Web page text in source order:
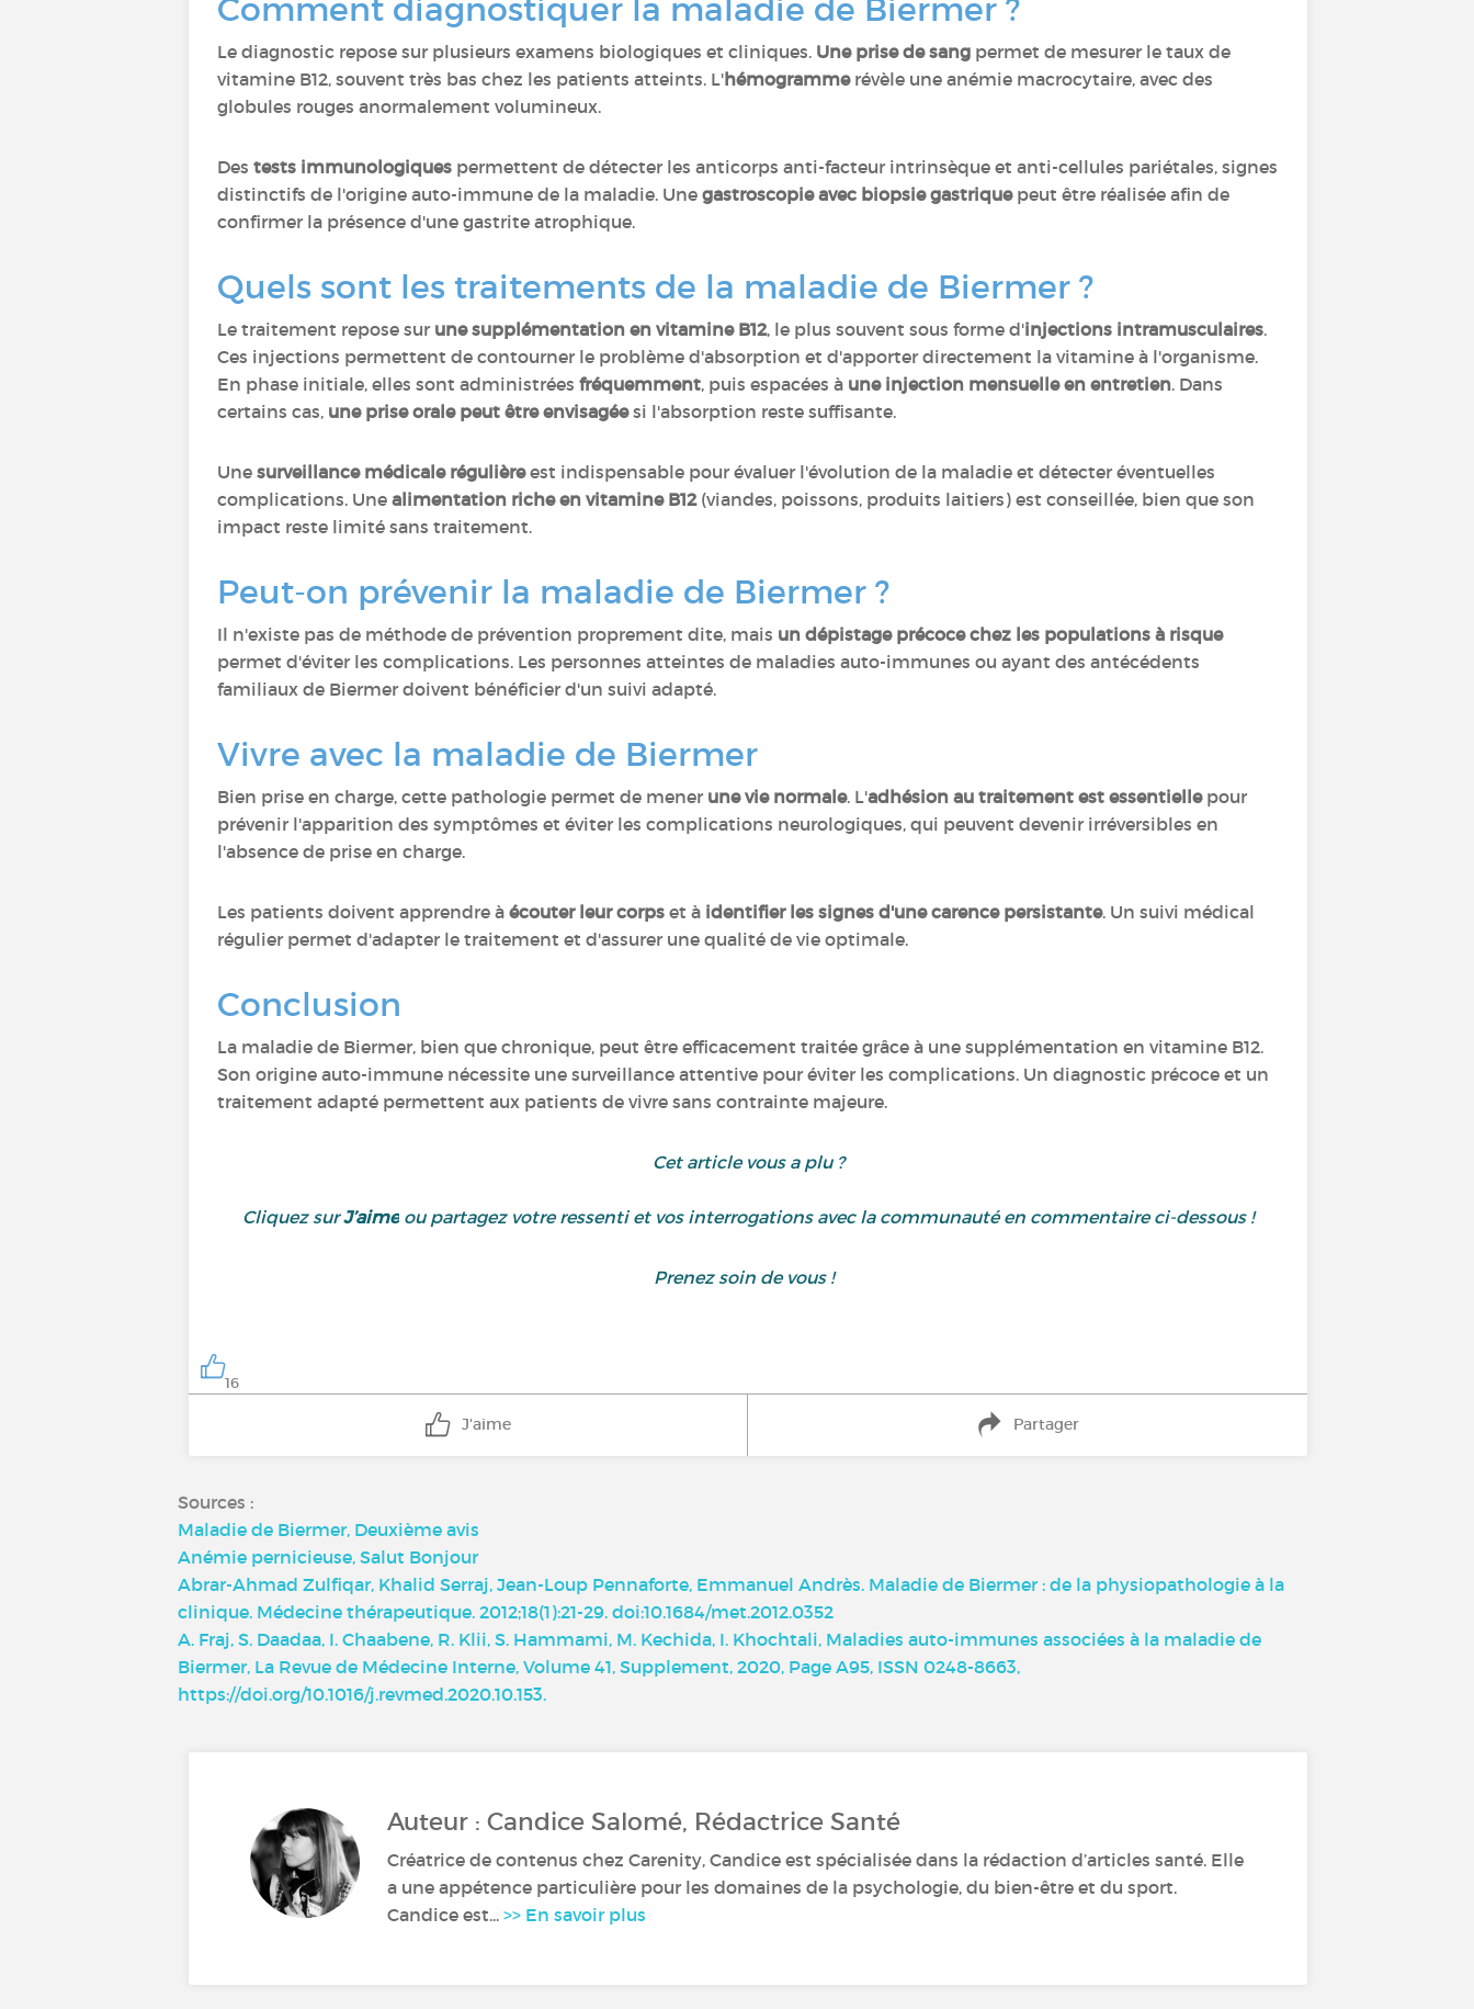
Comment diagnostiquer la maladie de Biermer ?
Le diagnostic repose sur plusieurs examens biologiques et cliniques. Une prise de sang permet de mesurer le taux de
vitamine B12, souvent très bas chez les patients atteints. L'hémogrammerévèle une anémie macrocytaire, avec des
globules rouges anormalement volumineux.
Des tests immunologiques permettent de détecter les anticorps anti-facteur intrinsèque et anti-cellules pariétales, signes
distinctifs de l'origine auto-immune de la maladie. Une gastroscopie avec biopsie gastriquepeut être réalisée afin de
confirmer la présence d'une gastrite atrophique.
Quels sont les traitements de la maladie de Biermer ?
Le traitement repose sur une supplémentation en vitamine B12, le plus souvent sous forme d'injections intramusculaires.
Ces injections permettent de contourner le problème d'absorption et d'apporter directement la vitamine à l'organisme.
En phase initiale, elles sont administrées fréquemment, puis espacées à une injection mensuelle en entretien. Dans
certains cas, une prise orale peut être envisagéesi l'absorption reste suffisante.
Une surveillance médicale régulièreest indispensable pour évaluer l'évolution de la maladie et détecter éventuelles
complications. Une alimentation riche en vitamine B12(viandes, poissons, produits laitiers) est conseillée, bien que son
impact reste limité sans traitement.
Peut-on prévenir la maladie de Biermer ?
Il n'existe pas de méthode de prévention proprement dite, mais un dépistage précoce chez les populations à risque
permet d'éviter les complications. Les personnes atteintes de maladies auto-immunes ou ayant des antécédents
familiaux de Biermer doivent bénéficier d'un suivi adapté.
Vivre avec la maladie de Biermer
Bien prise en charge, cette pathologie permet de mener une vie normale. L'adhésion au traitement est essentiellepour
prévenir l'apparition des symptômes et éviter les complications neurologiques, qui peuvent devenir irréversibles en
l'absence de prise en charge.
Les patients doivent apprendre à écouter leur corps et à identifier les signes d'une carence persistante. Un suivi médical
régulier permet d'adapter le traitement et d'assurer une qualité de vie optimale.
Conclusion
La maladie de Biermer, bien que chronique, peut être efficacement traitée grâce à une supplémentation en vitamine B12.
Son origine auto-immune nécessite une surveillance attentive pour éviter les complications. Un diagnostic précoce et un
traitement adapté permettent aux patients de vivre sans contrainte majeure.
Cet article vous a plu ?
Cliquez surJ’aime ou partagez votre ressenti et vos interrogations avec la communauté en commentaire ci-dessous !
Prenez soin de vous !
16
J'aime Partager
Sources :
Maladie de Biermer, Deuxième avis
Anémie pernicieuse, Salut Bonjour
Abrar-Ahmad Zulfiqar, Khalid Serraj, Jean-Loup Pennaforte, Emmanuel Andrès. Maladie de Biermer : de la physiopathologie à la
clinique. Médecine thérapeutique. 2012;18(1):21-29. doi:10.1684/met.2012.0352
A. Fraj, S. Daadaa, I. Chaabene, R. Klii, S. Hammami, M. Kechida, I. Khochtali, Maladies auto-immunes associées à la maladie de
Biermer, La Revue de Médecine Interne, Volume 41, Supplement, 2020, Page A95, ISSN 0248-8663,
https://doi.org/10.1016/j.revmed.2020.10.153.
Auteur : Candice Salomé, Rédactrice Santé
Créatrice de contenus chez Carenity, Candice est spécialisée dans la rédaction d’articles santé. Elle
a une appétence particulière pour les domaines de la psychologie, du bien-être et du sport.
Candice est... >> En savoir plus